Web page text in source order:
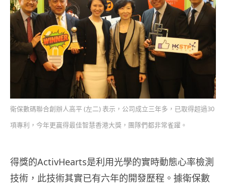
衛保數碼聯合創辦人高平 (左二) 表示，公司成立三年多，已取得超過30
項專利，今年更贏得最佳智慧香港大獎，團隊們都非常雀躍。
得獎的ActivHearts是利用光學的實時動態心率檢測
技術，此技術其實已有六年的開發歷程。據衛保數